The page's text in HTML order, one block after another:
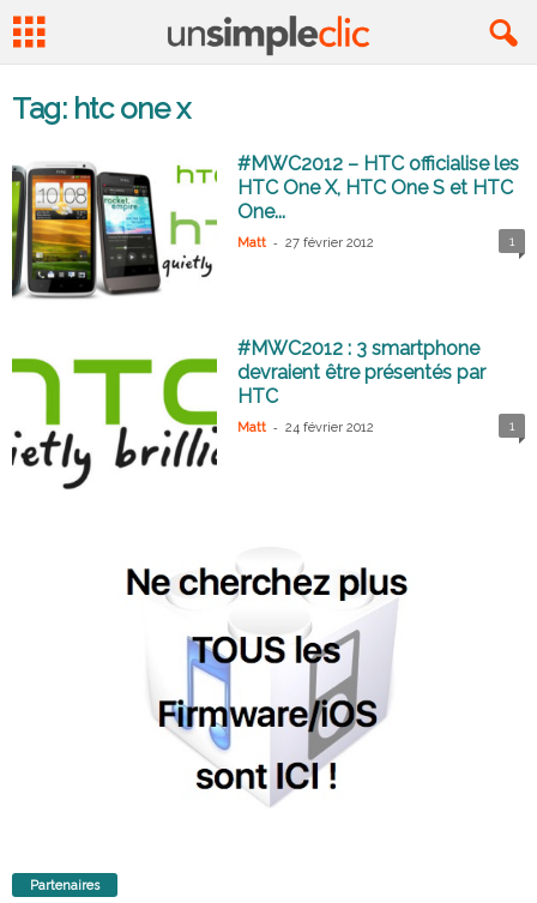
Tag: htc one x
#MWC2012 – HTC officialise les
HTC One X, HTC One S et HTC
One...
Matt - 27 février 2012 1
#MWC2012 : 3 smartphone
devraient être présentés par
HTC
Matt - 24 février 2012 1
Partenaires